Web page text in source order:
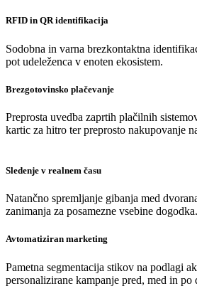
RFID in QR identifikacija
Sodobna in varna brezkontaktna
pot udeleženca v enoten ekosistem.
Brezgotovinsko plačevanje
Preprosta uvedba zaprtih plačilnih
kartic za hitro ter preprosto nakupovanje
Sledenje v realnem času
Natančno spremljanje gibanja med
zanimanja za posamezne vsebine dogodka.
Avtomatiziran marketing
Pametna segmentacija stikov na podlagi
personalizirane kampanje pred, med in po